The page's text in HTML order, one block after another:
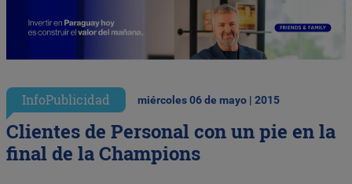
InfoPublicidad miércoles 06 de mayo | 2015
Clientes de Personal con un pie en la
final de la Champions